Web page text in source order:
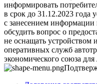
информировать
в срок до 31.12.2023
с занесением
обсудить вопрос о
не оснащать устройством
оперативных служб
экономического союза